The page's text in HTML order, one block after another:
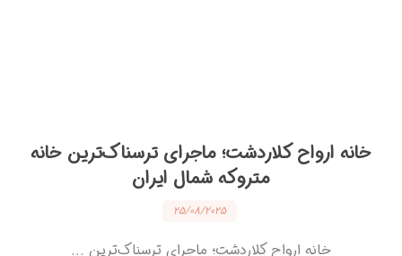
خانه ارواح کلاردشت؛ ماجرای ترسناک‌ترین خانه
متروکه شمال ایران
۲۵/۰۸/۲۰۲۵
خانه ارواح کلاردشت؛ ماجرای ترسناک‌ترین ...